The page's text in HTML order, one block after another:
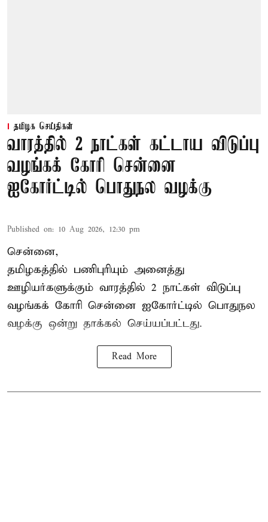
தமிழக செய்திகள்
வாரத்தில் 2 நாட்கள் கட்டாய விடுப்பு
வழங்கக் கோரி சென்னை
ஐகோர்ட்டில் பொதுநல வழக்கு
Published on: 10 Aug 2026, 12:30 pm
சென்னை,
தமிழகத்தில் பணிபுரியும் அனைத்து
ஊழியர்களுக்கும் வாரத்தில் 2 நாட்கள் விடுப்பு
வழங்கக் கோரி சென்னை ஐகோர்ட்டில் பொதுநல
வழக்கு ஒன்று தாக்கல் செய்யப்பட்டது.
Read More